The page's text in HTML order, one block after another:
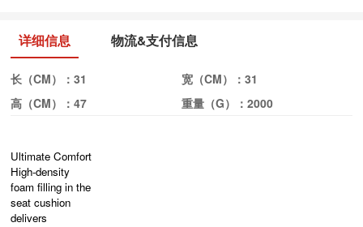
详细信息 物流&支付信息
长（CM）：31 宽（CM）： 31
高（CM）：47 重量（G）： 2000
Ultimate Comfort
High-density
foam filling in the
seat cushion
delivers